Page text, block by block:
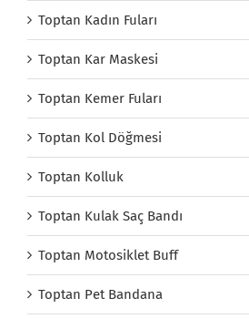
Toptan Kadın Fuları
Toptan Kar Maskesi
Toptan Kemer Fuları
Toptan Kol Döğmesi
Toptan Kolluk
Toptan Kulak Saç Bandı
Toptan Motosiklet Buff
Toptan Pet Bandana